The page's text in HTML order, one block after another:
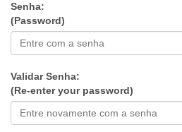
Senha:
(Password)
Validar Senha:
(Re-enter your password)